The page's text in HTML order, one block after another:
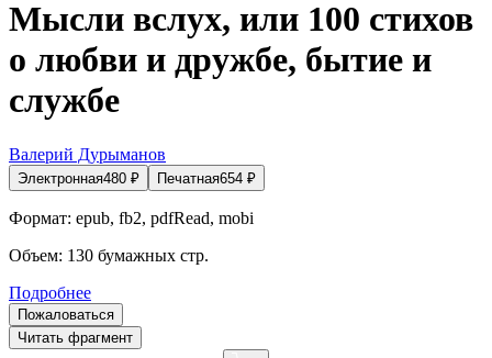
Мысли вслух, или 100 стихов
о любви и дружбе, бытие и
службе
Валерий Дурыманов
Электронная480 ₽ Печатная654 ₽
Формат: epub, fb2, pdfRead, mobi
Объем: 130 бумажных стр.
Подробнее
Пожаловаться
Читать фрагмент